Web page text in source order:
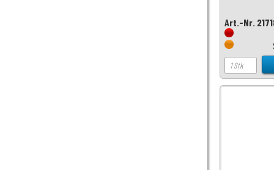
Art.-Nr.